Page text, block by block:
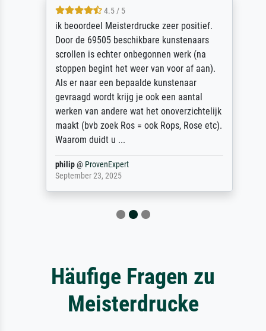
4.5 / 5
ik beoordeel Meisterdrucke zeer positief.
Door de 69505 beschikbare kunstenaars
scrollen is echter onbegonnen werk (na
stoppen begint het weer van voor af aan).
Als er naar een bepaalde kunstenaar
gevraagd wordt krijg je ook een aantal
werken van andere wat het onoverzichtelijk
maakt (bvb zoek Ros = ook Rops, Rose etc).
Waarom duidt u ...
philip@ProvenExpert
September 23, 2025
Häufige Fragen zu
Meisterdrucke